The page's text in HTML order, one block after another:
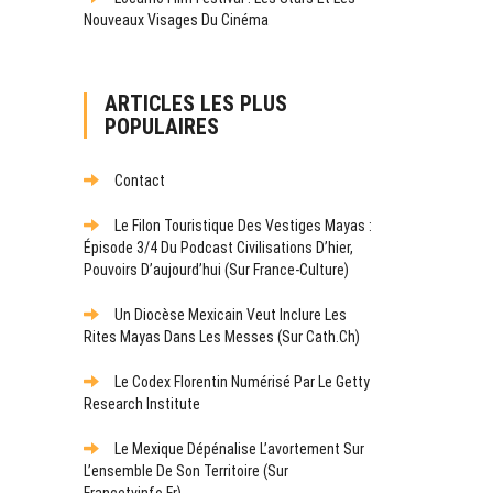
Nouveaux Visages Du Cinéma
ARTICLES LES PLUS
POPULAIRES
Contact
Le Filon Touristique Des Vestiges Mayas :
Épisode 3/4 Du Podcast Civilisations D’hier,
Pouvoirs D’aujourd’hui (sur France-Culture)
Un Diocèse Mexicain Veut Inclure Les
Rites Mayas Dans Les Messes (sur Cath.ch)
Le Codex Florentin Numérisé Par Le Getty
Research Institute
Le Mexique Dépénalise L’avortement Sur
L’ensemble De Son Territoire (sur